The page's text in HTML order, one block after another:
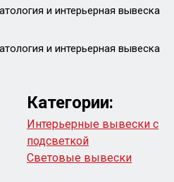
Категории:
Интерьерные вывески с
подсветкой
Световые вывески